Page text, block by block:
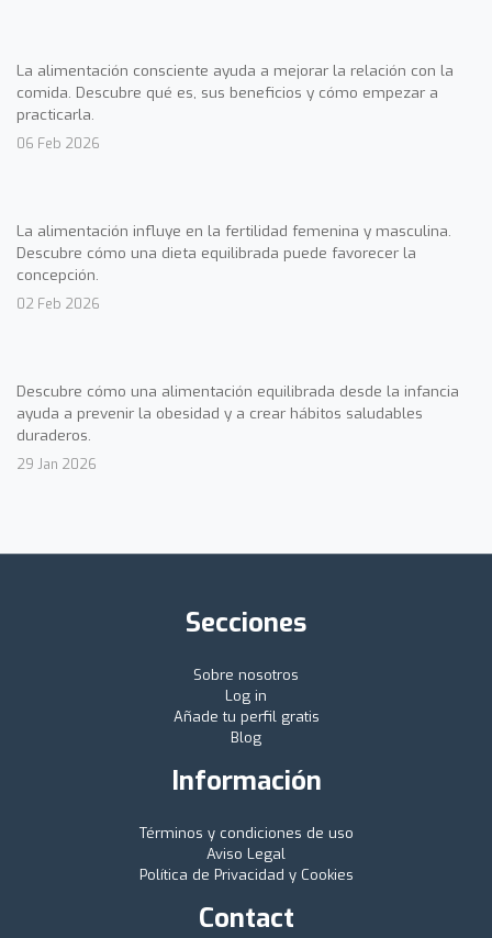
La alimentación consciente ayuda a mejorar la relación con la
comida. Descubre qué es, sus beneficios y cómo empezar a
practicarla.
06 Feb 2026
La alimentación influye en la fertilidad femenina y masculina.
Descubre cómo una dieta equilibrada puede favorecer la
concepción.
02 Feb 2026
Descubre cómo una alimentación equilibrada desde la infancia
ayuda a prevenir la obesidad y a crear hábitos saludables
duraderos.
29 Jan 2026
Secciones
Sobre nosotros
Log in
Añade tu perfil gratis
Blog
Información
Términos y condiciones de uso
Aviso Legal
Política de Privacidad y Cookies
Contact